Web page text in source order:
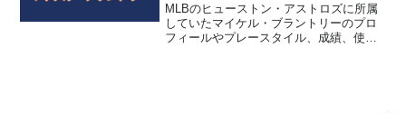
MLBのヒューストン・アストロズに所属
していたマイケル・ブラントリーのプロ
フィールやプレースタイル、成績、使用